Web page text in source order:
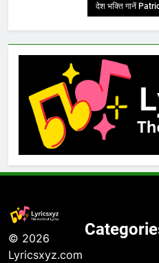
देश भक्ति गानें
© 2026
Lyricsxyz.com